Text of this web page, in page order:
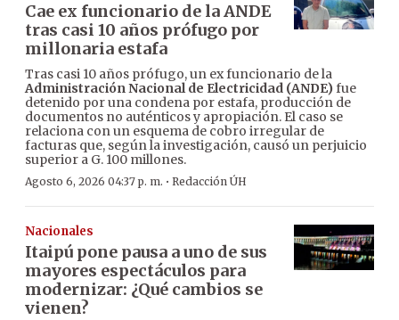
Cae ex funcionario de la ANDE
tras casi 10 años prófugo por
millonaria estafa
Tras casi 10 años prófugo, un ex funcionario de la
Administración Nacional de Electricidad (ANDE)fue
detenido por una condena por estafa, producción de
documentos no auténticos y apropiación. El caso se
relaciona con un esquema de cobro irregular de
facturas que, según la investigación, causó un perjuicio
superior a G. 100 millones.
Agosto 6, 2026 04:37 p. m. · Redacción ÚH
Nacionales
Itaipú pone pausa a uno de sus
mayores espectáculos para
modernizar: ¿Qué cambios se
vienen?